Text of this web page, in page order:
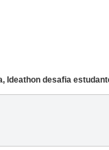
Ideathon desafia